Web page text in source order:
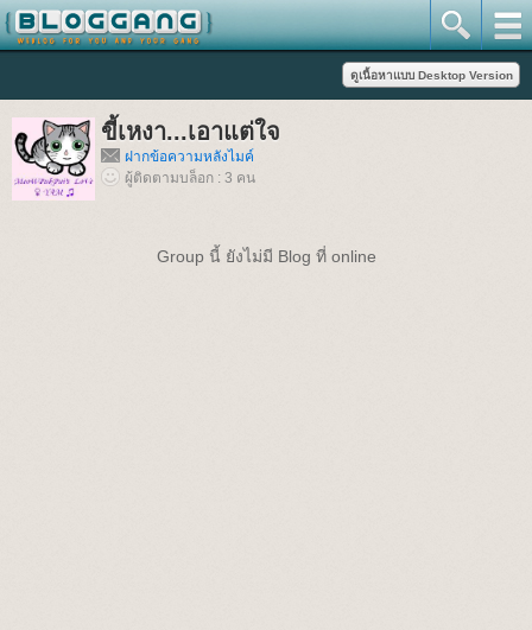
ขี้เหงา...เอาแต่ใจ
ฝากข้อความหลังไมค์
ผู้ติดตามบล็อก : 3 คน
Group นี้ ยังไม่มี Blog ที่ online